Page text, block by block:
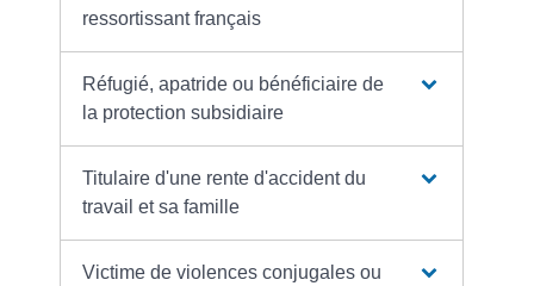
ressortissant français
Réfugié, apatride ou bénéficiaire de
la protection subsidiaire
Titulaire d'une rente d'accident du
travail et sa famille
Victime de violences conjugales ou